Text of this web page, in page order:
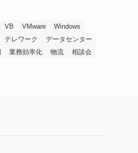
VB VMware
Windows
テレワーク
データセンター
業務効率化 物流
相談会